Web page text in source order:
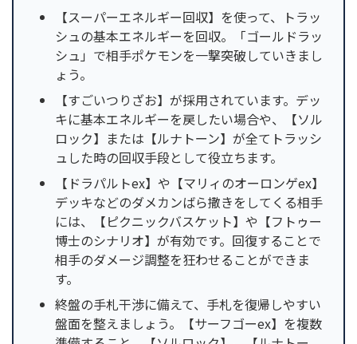
【スーパーエネルギー回収】を使って、トラッ
シュの基本エネルギーを回収。「ゴールドラッ
シュ」で相手ポケモンを一撃突破していきまし
ょう。
【すごいつりざお】が採用されています。デッ
キに基本エネルギーを戻したい場合や、【ソル
ロック】または【ルナトーン】が全てトラッシ
ュした時の回収手段として役立ちます。
【ドラパルトex】や【マリィのオーロンゲex】
デッキなどのダメカンばら撒きをしてくる相手
には、【ピクニックバスケット】や【フトゥー
博士のシナリオ】が有効です。回復することで
相手のダメージ調整を狂わせることができま
す。
終盤の手札干渉に備えて、手札を復帰しやすい
盤面を整えましょう。【サーフゴーex】を複数